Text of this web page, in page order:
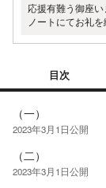
応援有難う御座
ノートにてお礼
目次
（一）
2023年3月1日公開
（二）
2023年3月1日公開